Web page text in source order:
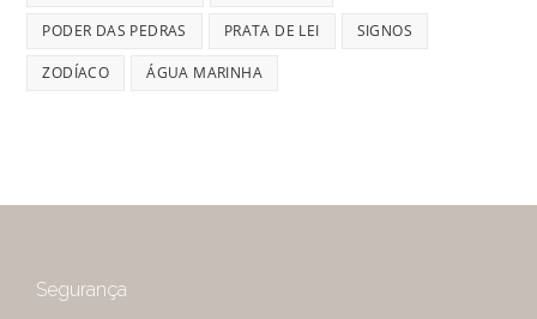
PODER DAS PEDRAS PRATA DE LEI SIGNOS
ZODÍACO ÁGUA MARINHA
Segurança